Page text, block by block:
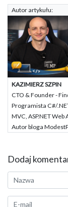
Autor artykułu:
KAZIMIERZ SZPIN
CTO & Founder -
Programista C#/
MVC, ASP.NET
Autor bloga
Dodaj